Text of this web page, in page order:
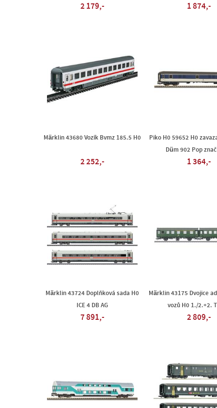
2 179,- 1 874,-
Märklin 43680 Vozík Bvmz 185.5 H0
2 252,-
Piko H0 59652 H0
Düm 902 Pop
1 364,-
Märklin 43724 Doplňková sada H0
ICE 4 DB AG
7 891,-
Märklin 43175 Dvojice
vozů H0 1./2.+2.
2 809,-